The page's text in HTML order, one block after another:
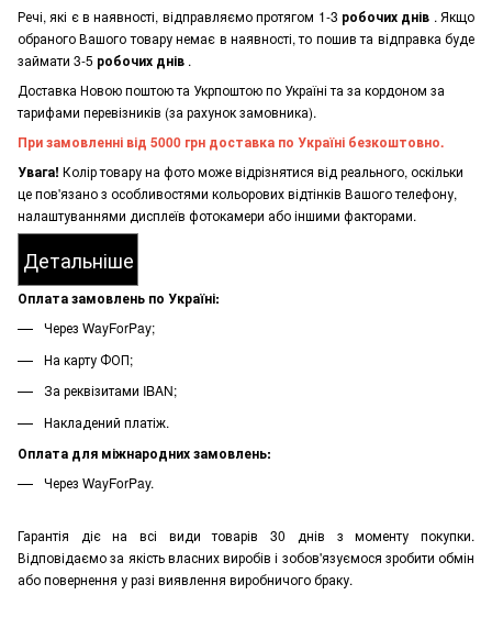
Речі, які є в наявності, відправляємо протягом 1-3 робочих днів . Якщо
обраного Вашого товару немає в наявності, то пошив та відправка буде
займати 3-5 робочих днів .
Доставка Новою поштою та Укрпоштою по Україні та за кордоном за
тарифами перевізників (за рахунок замовника).
При замовленні від 5000 грн доставка по Україні безкоштовно.
Увага! Колір товару на фото може відрізнятися від реального, оскільки
це пов'язано з особливостями кольорових відтінків Вашого телефону,
налаштуваннями дисплеїв фотокамери або іншими факторами.
Детальніше
Оплата замовлень по Україні:
Через WayForPay;
На карту ФОП;
За реквізитами IBAN;
Накладений платіж.
Оплата для міжнародних замовлень:
Через WayForPay.
Гарантія діє на всі види товарів 30 днів з моменту покупки.
Відповідаємо за якість власних виробів і зобов'язуємося зробити обмін
або повернення у разі виявлення виробничого браку.